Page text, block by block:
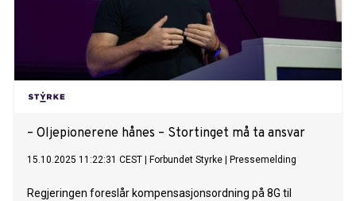
– Oljepionerene hånes – Stortinget må ta ansvar
15.10.2025 11:22:31 CEST Forbundet Styrke Pressemelding
Regjeringen foreslår kompensasjonsordning på 8G til